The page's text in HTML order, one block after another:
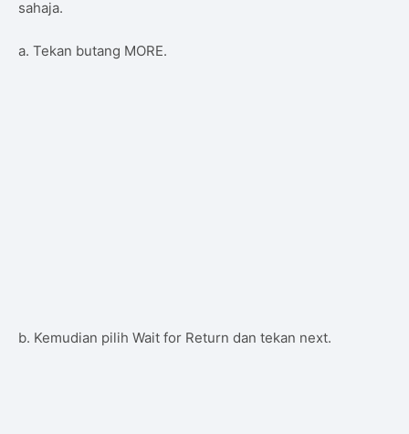
sahaja.
a. Tekan butang MORE.
b. Kemudian pilih Wait for Return dan tekan next.